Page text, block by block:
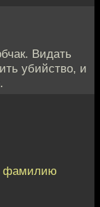
Видать
убийство, и
фамилию